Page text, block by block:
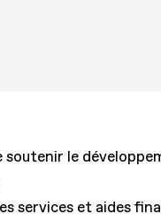
soutenir le
services et aides